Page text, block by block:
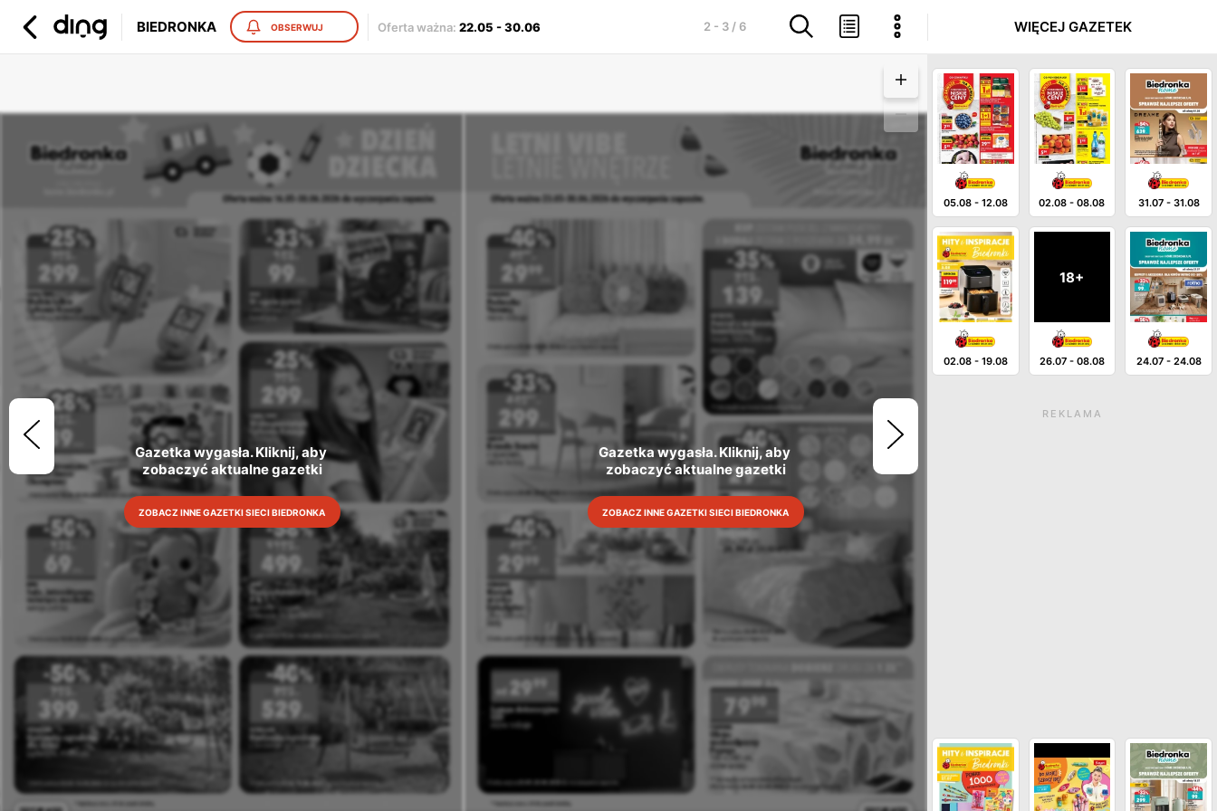
BIEDRONKA OBSERWUJ Oferta ważna: 22.05 -30.06 2 - 3 / 6
Gazetka wygasła. Kliknij, aby
zobaczyć aktualne gazetki
ZOBACZ INNE GAZETKI SIECI BIEDRONKA
Gazetka wygasła. Kliknij, aby
zobaczyć aktualne gazetki
ZOBACZ INNE GAZETKI SIECI BIEDRONKA
WIĘCEJ GAZETEK
05.08- 12.08 02.08 -08.08 31.07- 31.08
02.08- 19.08
18+
26.07- 08.08 24.07- 24.08
REKLAMA